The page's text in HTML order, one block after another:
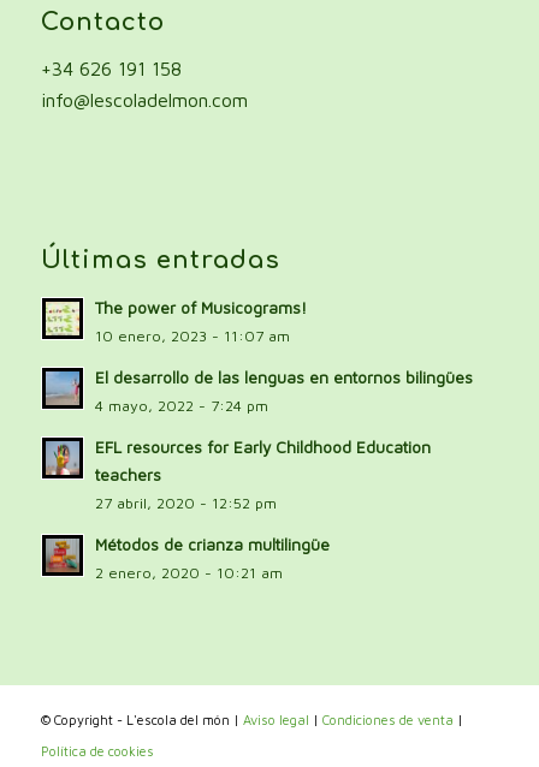
Contacto
+34 626 191 158
info@lescoladelmon.com
Últimas entradas
The power of Musicograms!
10 enero, 2023 - 11:07 am
El desarrollo de las lenguas en entornos bilingües
4 mayo, 2022 - 7:24 pm
EFL resources for Early Childhood Education
teachers
27 abril, 2020 - 12:52 pm
Métodos de crianza multilingüe
2 enero, 2020 - 10:21 am
© Copyright - L'escola del món | Aviso legal | Condiciones de venta |
Política de cookies